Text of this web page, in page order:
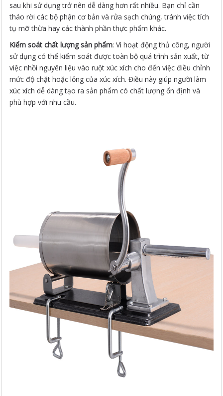
sau khi sử dụng trở nên dễ dàng hơn rất nhiều. Bạn chỉ cần
tháo rời các bộ phận cơ bản và rửa sạch chúng, tránh việc tích
tụ mỡ thừa hay các thành phần thực phẩm khác.
Kiểm soát chất lượng sản phẩm: Vì hoạt động thủ công, người
sử dụng có thể kiểm soát được toàn bộ quá trình sản xuất, từ
việc nhồi nguyên liệu vào ruột xúc xích cho đến việc điều chỉnh
mức độ chặt hoặc lỏng của xúc xích. Điều này giúp người làm
xúc xích dễ dàng tạo ra sản phẩm có chất lượng ổn định và
phù hợp với nhu cầu.